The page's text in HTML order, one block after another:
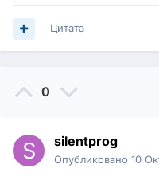
Цитата
0
silentprog
Опубликовано 10